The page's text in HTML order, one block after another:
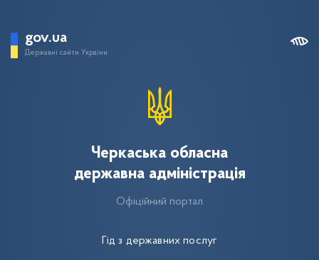
gov.ua
Державні сайти України
Гід з державних послуг
Черкаська обласна
державна адміністрація
Офіційний портал